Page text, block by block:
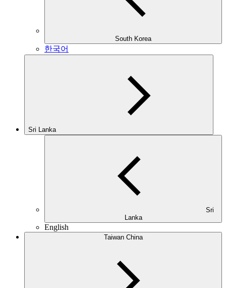
South Korea
한국어
Sri Lanka
Lanka
English
Taiwan China